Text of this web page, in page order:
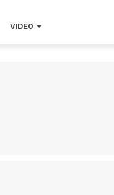
VIDEO